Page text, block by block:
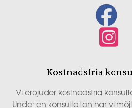
Kostnadsfria
Vi erbjuder kostnadsfria
Under en konsultation har vi